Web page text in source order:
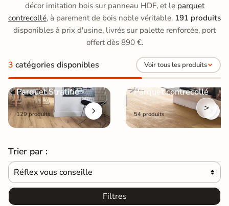
décor imitation bois sur panneau HDF, et le parquet
contrecollé, à parement de bois noble véritable. 191 produits
disponibles à prix d'usine, livrés sur palette renforcée, port
offert dès 890 €.
3 catégories disponibles Voir tous les produits
Parquet Stratifié
129 produits
Parquet contrecollé
54 produits
>
Trier par :
Réflex vous conseille 
Filtres